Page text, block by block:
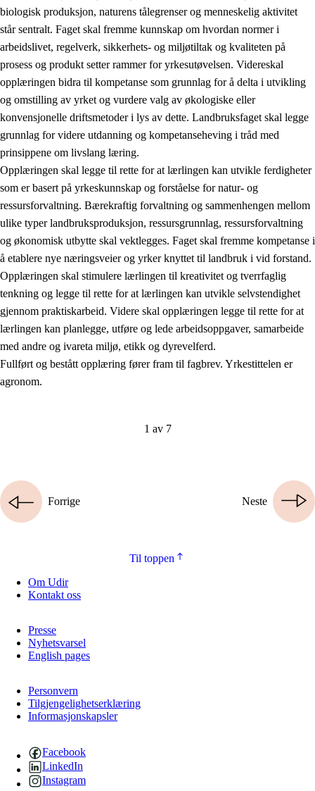
biologisk produksjon, naturens tålegrenser og menneskelig aktivitet
står sentralt. Faget skal fremme kunnskap om hvordan normer i
arbeidslivet, regelverk, sikkerhets- og miljøtiltak og kvaliteten på
prosess og produkt setter rammer for yrkesutøvelsen. Videreskal
opplæringen bidra til kompetanse som grunnlag for å delta i utvikling
og omstilling av yrket og vurdere valg av økologiske eller
konvensjonelle driftsmetoder i lys av dette. Landbruksfaget skal legge
grunnlag for videre utdanning og kompetanseheving i tråd med
prinsippene om livslang læring.
Opplæringen skal legge til rette for at lærlingen kan utvikle ferdigheter
som er basert på yrkeskunnskap og forståelse for natur- og
ressursforvaltning. Bærekraftig forvaltning og sammenhengen mellom
ulike typer landbruksproduksjon, ressursgrunnlag, ressursforvaltning
og økonomisk utbytte skal vektlegges. Faget skal fremme kompetanse i
å etablere nye næringsveier og yrker knyttet til landbruk i vid forstand.
Opplæringen skal stimulere lærlingen til kreativitet og tverrfaglig
tenkning og legge til rette for at lærlingen kan utvikle selvstendighet
gjennom praktiskarbeid. Videre skal opplæringen legge til rette for at
lærlingen kan planlegge, utføre og lede arbeidsoppgaver, samarbeide
med andre og ivareta miljø, etikk og dyrevelferd.
Fullført og bestått opplæring fører fram til fagbrev. Yrkestittelen er
agronom.
1 av 7
Neste
Forrige
Til toppen
Om Udir
Kontakt oss
Presse
Nyhetsvarsel
English pages
Personvern
Tilgjengelighetserklæring
Informasjonskapsler
Facebook
LinkedIn
Instagram